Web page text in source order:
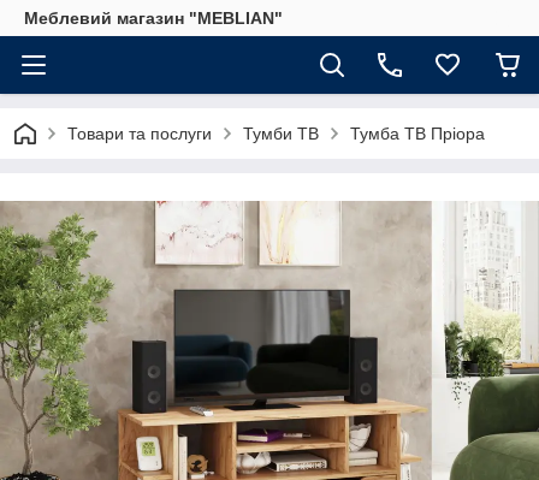
Меблевий магазин "MEBLIAN"
Товари та послуги Тумби ТВ Тумба ТВ Пріора